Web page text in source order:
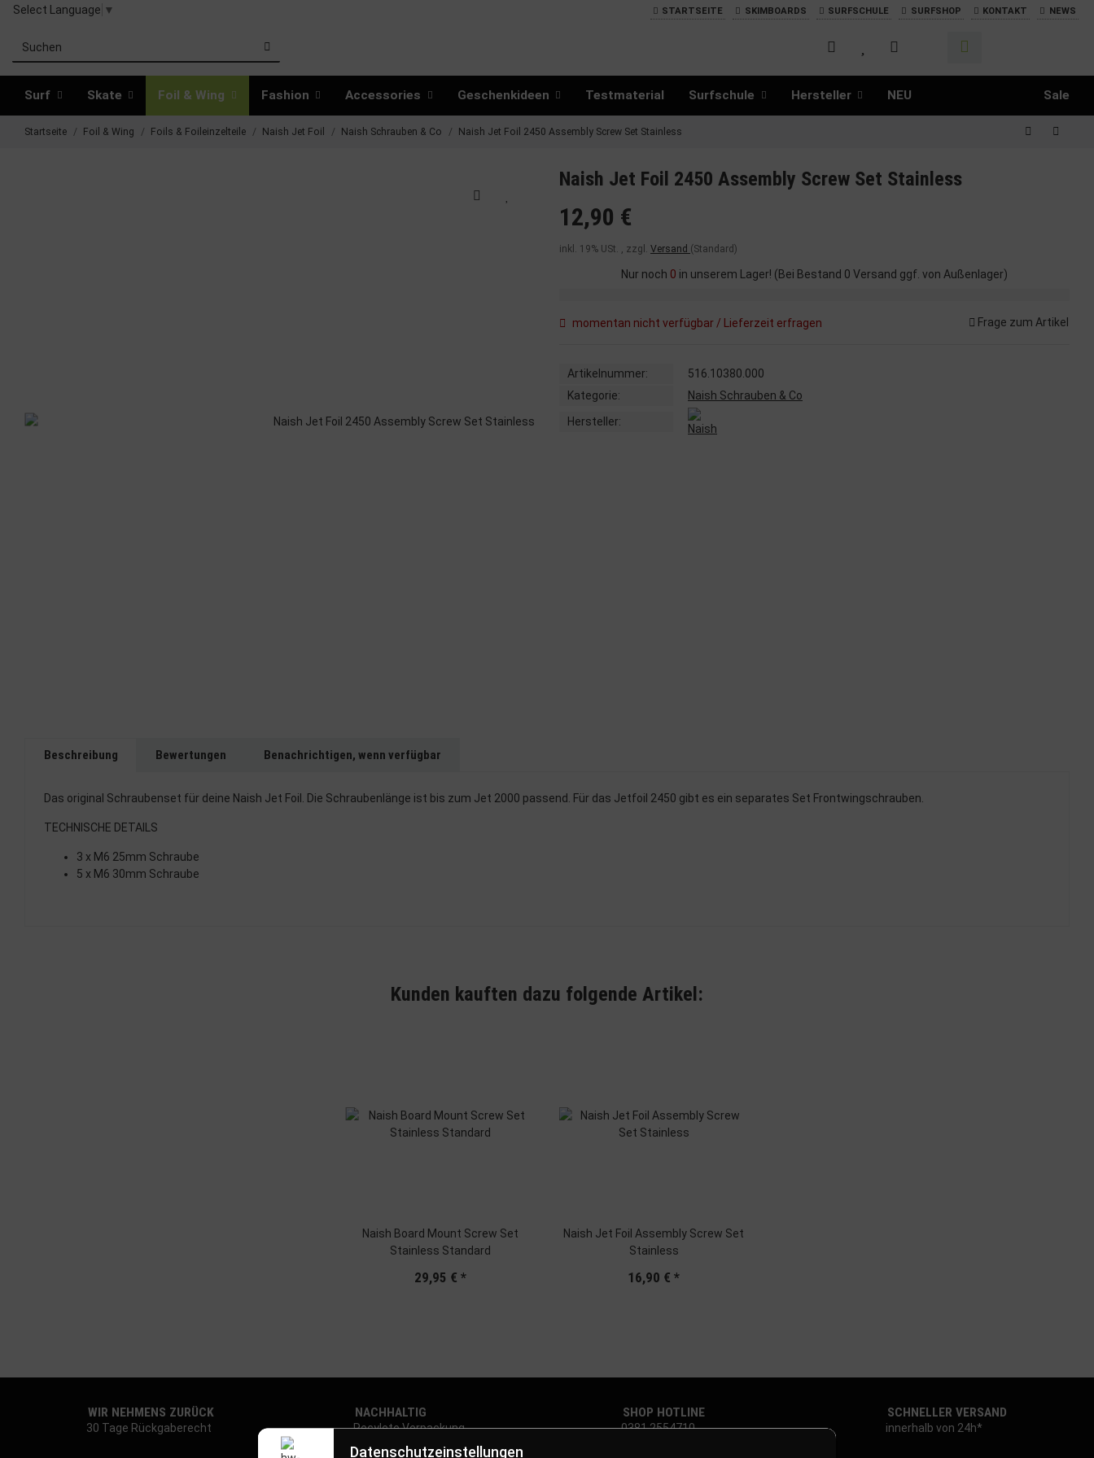
Select Language ▼ STARTSEITE SKIMBOARDS SURFSCHULE SURFSHOP KONTAKT NEWS
Surf Skate Foil & Wing Fashion Accessories Geschenkideen Testmaterial Surfschule Hersteller NEU Sale
Startseite Foil & Wing Foils & Foileinzelteile Naish Jet Foil Naish Schrauben & Co Naish Jet Foil 2450 Assembly Screw Set Stainless
Naish Jet Foil 2450 Assembly Screw Set Stainless
12,90 €
inkl. 19% USt. , zzgl. Versand (Standard)
Nur noch 0 in unserem Lager! (Bei Bestand 0 Versand ggf. von Außenlager)
momentan nicht verfügbar / Lieferzeit erfragen Frage zum Artikel
Artikelnummer:
516.10380.000
Kategorie:
Naish Schrauben & Co
Hersteller:
Beschreibung Bewertungen Benachrichtigen, wenn verfügbar
Das original Schraubenset für deine Naish Jet Foil. Die Schraubenlänge ist bis zum Jet 2000 passend. Für das Jetfoil 2450 gibt es ein separates Set Frontwingschrauben.
TECHNISCHE DETAILS
3 x M6 25mm Schraube
5 x M6 30mm Schraube
Kunden kauften dazu folgende Artikel:
Naish Board Mount Screw Set
Stainless Standard
29,95 € *
Naish Jet Foil Assembly Screw Set
Stainless
16,90 €*
WIR NEHMENS ZURÜCK
30 Tage Rückgaberecht
NACHHALTIG
Recylete Verpackung
SHOP HOTLINE
0381 2554710
SCHNELLER VERSAND
innerhalb von 24h*
Datenschutzeinstellungen